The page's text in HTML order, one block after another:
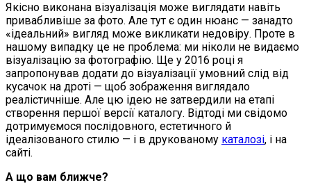
Якісно виконана візуалізація може виглядати навіть
привабливіше за фото. Але тут є один нюанс — занадто
«ідеальний» вигляд може викликати недовіру. Проте в
нашому випадку це не проблема: ми ніколи не видаємо
візуалізацію за фотографію. Ще у 2016 році я
запропонував додати до візуалізації умовний слід від
кусачок на дроті — щоб зображення виглядало
реалістичніше. Але цю ідею не затвердили на етапі
створення першої версії каталогу. Відтоді ми свідомо
дотримуємося послідовного, естетичного й
ідеалізованого стилю — і в друкованому каталозі, і на
сайті.
А що вам ближче?